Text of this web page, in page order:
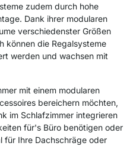
zudem durch hohe
Dank ihrer modularen
verschiedenster Größen
können die Regalsysteme
werden und wachsen mit
mit einem modularen
bereichern möchten,
im Schlafzimmer integrieren
für's Büro benötigen oder
für Ihre Dachschräge oder